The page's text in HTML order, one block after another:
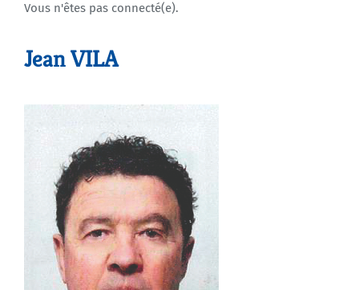
Agenda
Vous n'êtes pas connecté(e).
Jean VILA